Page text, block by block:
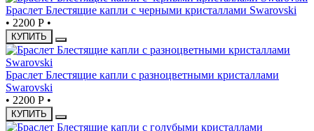
Браслет Блестящие капли с черными кристаллами Swarovski
• 2200 Р •
КУПИТЬ
Браслет Блестящие капли с разноцветными кристаллами
Swarovski
• 2200 Р •
КУПИТЬ